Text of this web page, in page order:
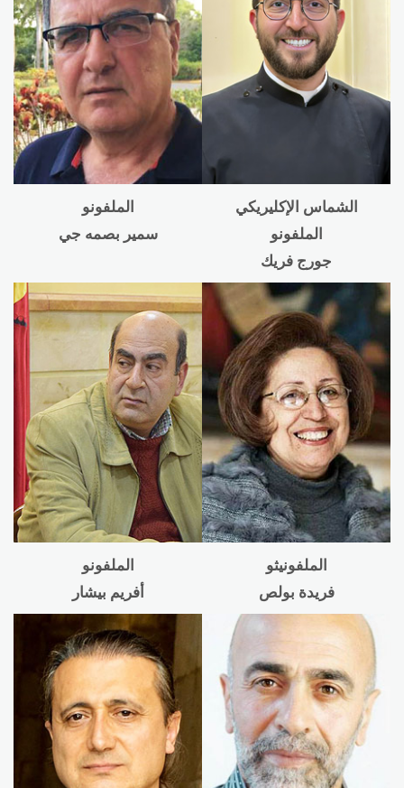
الشماس الإكليريكي
الملفونو
جورج فريك
الملفونو
سمير بصمه جي
الملفونيثو
فريدة بولص
الملفونو
أفريم بيشار